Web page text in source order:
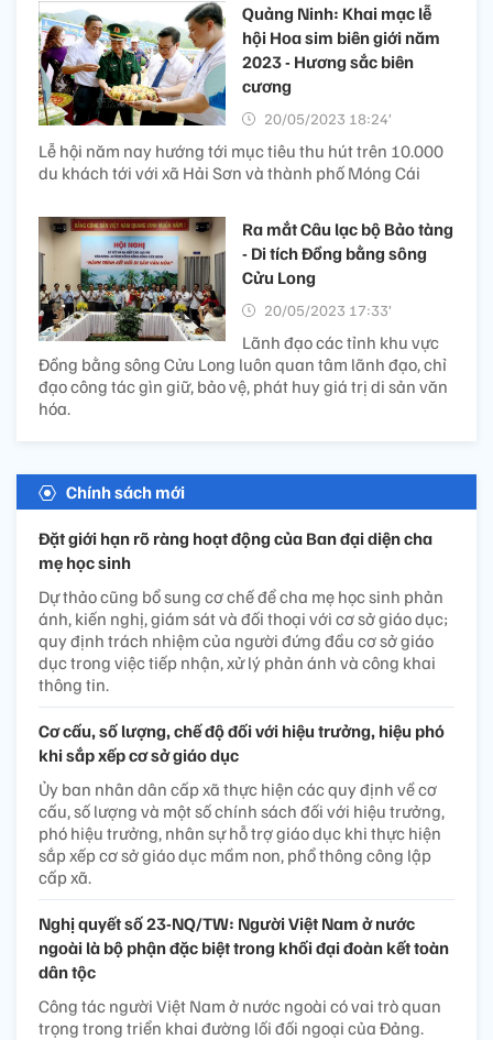
Quảng Ninh: Khai mạc lễ
hội Hoa sim biên giới năm
2023 - Hương sắc biên
cương
20/05/2023 18:24’
Lễ hội năm nay hướng tới mục tiêu thu hút trên 10.000
du khách tới với xã Hải Sơn và thành phố Móng Cái
Ra mắt Câu lạc bộ Bảo tàng
- Di tích Đồng bằng sông
Cửu Long
20/05/2023 17:33’
Lãnh đạo các tỉnh khu vực
Đồng bằng sông Cửu Long luôn quan tâm lãnh đạo, chỉ
đạo công tác gìn giữ, bảo vệ, phát huy giá trị di sản văn
hóa.
Chính sách mới
Đặt giới hạn rõ ràng hoạt động của Ban đại diện cha
mẹ học sinh
Dự thảo cũng bổ sung cơ chế để cha mẹ học sinh phản
ánh, kiến nghị, giám sát và đối thoại với cơ sở giáo dục;
quy định trách nhiệm của người đứng đầu cơ sở giáo
dục trong việc tiếp nhận, xử lý phản ánh và công khai
thông tin.
Cơ cấu, số lượng, chế độ đối với hiệu trưởng, hiệu phó
khi sắp xếp cơ sở giáo dục
Ủy ban nhân dân cấp xã thực hiện các quy định về cơ
cấu, số lượng và một số chính sách đối với hiệu trưởng,
phó hiệu trưởng, nhân sự hỗ trợ giáo dục khi thực hiện
sắp xếp cơ sở giáo dục mầm non, phổ thông công lập
cấp xã.
Nghị quyết số 23-NQ/TW: Người Việt Nam ở nước
ngoài là bộ phận đặc biệt trong khối đại đoàn kết toàn
dân tộc
Công tác người Việt Nam ở nước ngoài có vai trò quan
trọng trong triển khai đường lối đối ngoại của Đảng.